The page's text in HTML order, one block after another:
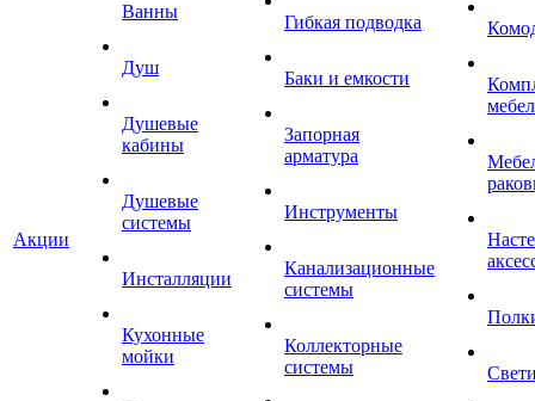
Акции
Ванны
Душ
Душевые
кабины
Душевые
системы
Инсталляции
Кухонные
мойки
Гибкая подводка
Баки и емкости
Запорная
арматура
Инструменты
Канализационные
системы
Коллекторные
системы